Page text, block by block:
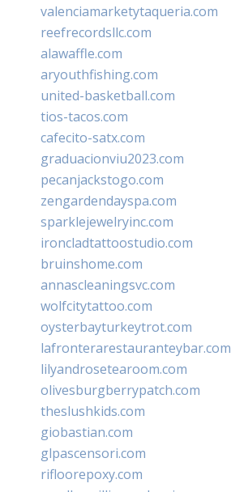
valenciamarketytaqueria.com
reefrecordsllc.com
alawaffle.com
aryouthfishing.com
united-basketball.com
tios-tacos.com
cafecito-satx.com
graduacionviu2023.com
pecanjackstogo.com
zengardendayspa.com
sparklejewelryinc.com
ironcladtattoostudio.com
bruinshome.com
annascleaningsvc.com
wolfcitytattoo.com
oysterbayturkeytrot.com
lafronterarestauranteybar.com
lilyandrosetearoom.com
olivesburgberrypatch.com
theslushkids.com
giobastian.com
glpascensori.com
rifloorepoxy.com